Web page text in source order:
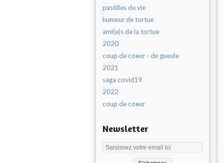
pastilles de vie
humeur de tortue
ami(e)s de la tortue
2020
coup de coeur - de gueule
2021
saga covid19
2022
coup de coeur
Newsletter